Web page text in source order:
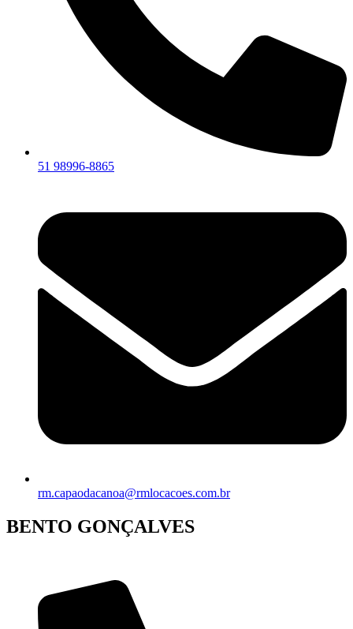
51 98996-8865
rm.capaodacanoa@rmlocacoes.com.br
BENTO GONÇALVES